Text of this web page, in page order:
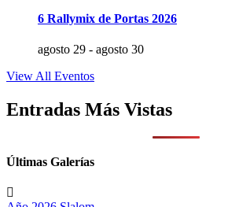
6 Rallymix de Portas 2026
agosto 29 - agosto 30
View All Eventos
Entradas Más Vistas
Últimas Galerías